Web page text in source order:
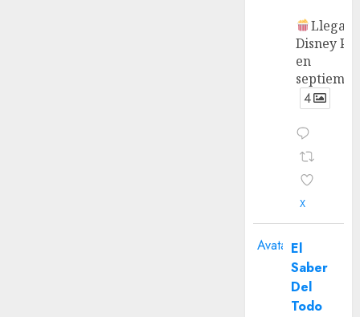
Llega a
Disney
en
4
X
Avatar El
Saber
Del
Todo